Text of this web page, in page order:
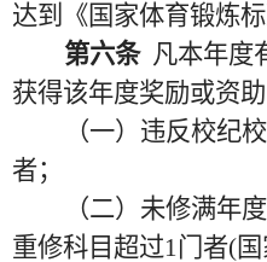
达到《国家体育锻炼标
第六条 凡本年度
获得该年度奖励或资助
（一）违反校纪
者；
（二）未修满年
重修科目超过1门者(